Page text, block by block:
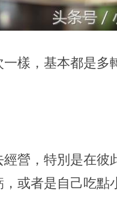
樣，基本都是多
營，特別是在彼
或者是自己吃點